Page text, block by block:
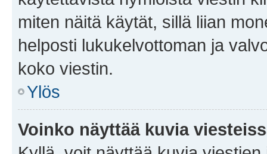
miten näitä käytät, sillä liian
helposti lukukelvottoman ja
koko viestin.
Ylös
Voinko näyttää kuvia